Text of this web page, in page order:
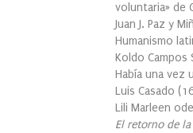
voluntaria» de
Juan J. Paz y
Humanismo
Koldo Campos
Había una vez
Luis Casado (
Lili Marleen
El retorno de